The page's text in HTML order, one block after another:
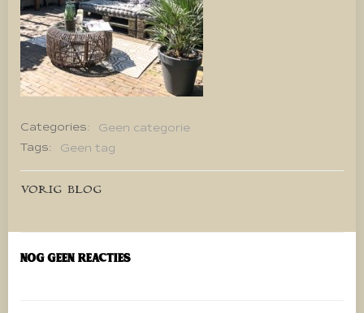
Categories:
Geen categorie
Tags:
Geen tag
Bericht
navigatie
VORIG BLOG
Nog geen reacties